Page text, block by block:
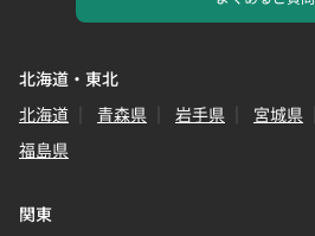
北海道・東北
北海道
青森県 岩手県 宮城県
福島県
関東